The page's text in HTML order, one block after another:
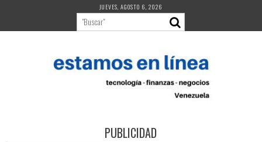
contenido
JUEVES, AGOSTO 6, 2026
PUBLICIDAD